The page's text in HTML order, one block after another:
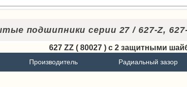
подшипники серии 27 / 627-Z, 627-
627 ZZ ( 80027 ) с 2 защитными
Производитель Радиальный зазор